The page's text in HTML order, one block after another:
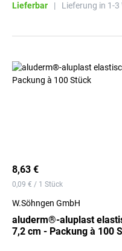
Lieferbar | Lieferung in 1-3
8,63 €
0,09 € / 1 Stück
W.Söhngen GmbH
aluderm®-aluplast
7,2 cm - Packung à 100